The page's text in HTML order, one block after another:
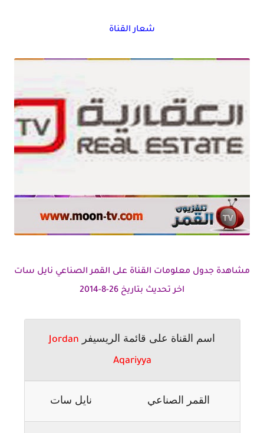
شعار القناة
مشاهدة جدول معلومات القناة على القمر الصناعي نايل سات
اخر تحديث بتاريخ 26-8-2014
اسم القناة على قائمة الريسيفر
Jordan
Aqariyya
القمر الصناعي نايل سات